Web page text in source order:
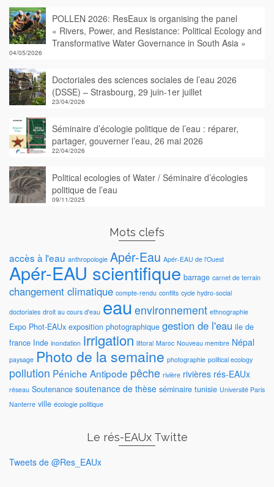
POLLEN 2026: ResEaux is organising the panel
« Rivers, Power, and Resistance: Political Ecology and
Transformative Water Governance in South Asia »
04/05/2026
Doctoriales des sciences sociales de l’eau 2026
(DSSE) – Strasbourg, 29 juin-1er juillet
23/04/2026
Séminaire d’écologie politique de l’eau : réparer,
partager, gouverner l’eau, 26 mai 2026
22/04/2026
Political ecologies of Water / Séminaire d’écologies
politique de l’eau
09/11/2025
Mots clefs
accès à l'eau anthropologie Apér-Eau Apér-EAU de l'Ouest
Apér-EAU scientifique barrage carnet de terrain
changement climatique compte-rendu conflits cycle hydro-social
doctoriales droit au cours d'eau eau environnement ethnographie
Expo Phot-EAUx exposition photographique gestion de l'eau ile de
france Inde inondation irrigation littoral Maroc Nouveau membre Népal
paysage Photo de la semaine photographie political ecology
pollution Péniche Antipode pêche rivière rivières rés-EAUx
réseau Soutenance soutenance de thèse séminaire tunisie Université Paris
Nanterre ville écologie politique
Le rés-EAUx Twitte
Tweets de @Res_EAUx